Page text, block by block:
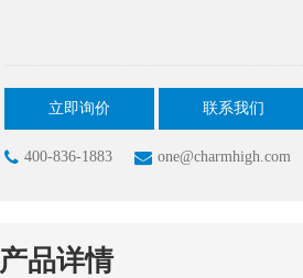
立即询价 联系我们
400-836-1883 one@charmhigh.com
产品详情